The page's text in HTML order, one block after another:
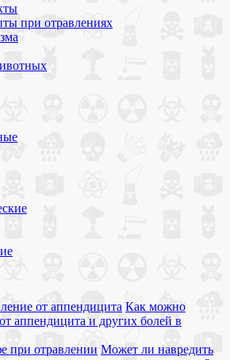
при отравлениях
Как можно
аппендицита и других болей в
Может ли навредить